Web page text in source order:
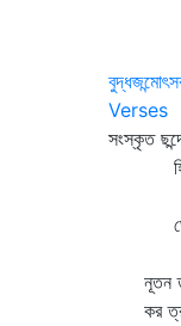
Verses
সংস্কৃত
নিত্য
ঘোর
নূতন তব
কর